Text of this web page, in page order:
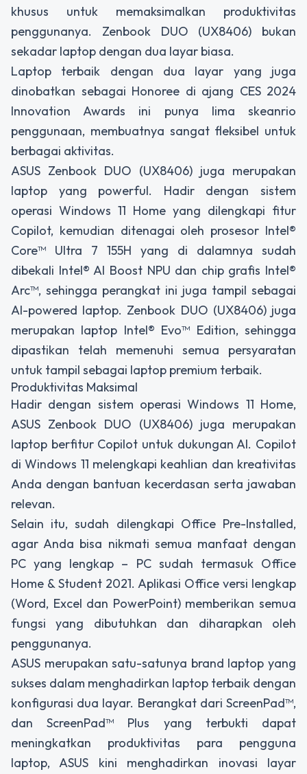
khusus untuk memaksimalkan produktivitas
penggunanya. Zenbook DUO (UX8406) bukan
sekadar laptop dengan dua layar biasa.
Laptop terbaik dengan dua layar yang juga
dinobatkan sebagai Honoree di ajang CES 2024
Innovation Awards ini punya lima skeanrio
penggunaan, membuatnya sangat fleksibel untuk
berbagai aktivitas.
ASUS Zenbook DUO (UX8406) juga merupakan
laptop yang powerful. Hadir dengan sistem
operasi Windows 11 Home yang dilengkapi fitur
Copilot, kemudian ditenagai oleh prosesor Intel®
Core™ Ultra 7 155H yang di dalamnya sudah
dibekali Intel® AI Boost NPU dan chip grafis Intel®
Arc™, sehingga perangkat ini juga tampil sebagai
AI-powered laptop. Zenbook DUO (UX8406) juga
merupakan laptop Intel® Evo™ Edition, sehingga
dipastikan telah memenuhi semua persyaratan
untuk tampil sebagai laptop premium terbaik.
Produktivitas Maksimal
Hadir dengan sistem operasi Windows 11 Home,
ASUS Zenbook DUO (UX8406) juga merupakan
laptop berfitur Copilot untuk dukungan AI. Copilot
di Windows 11 melengkapi keahlian dan kreativitas
Anda dengan bantuan kecerdasan serta jawaban
relevan.
Selain itu, sudah dilengkapi Office Pre-Installed,
agar Anda bisa nikmati semua manfaat dengan
PC yang lengkap – PC sudah termasuk Office
Home & Student 2021. Aplikasi Office versi lengkap
(Word, Excel dan PowerPoint) memberikan semua
fungsi yang dibutuhkan dan diharapkan oleh
penggunanya.
ASUS merupakan satu-satunya brand laptop yang
sukses dalam menghadirkan laptop terbaik dengan
konfigurasi dua layar. Berangkat dari ScreenPad™,
dan ScreenPad™ Plus yang terbukti dapat
meningkatkan produktivitas para pengguna
laptop, ASUS kini menghadirkan inovasi layar